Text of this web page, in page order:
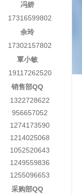
H-0060-000
H-
冯娇
17316599802
余玲
17302157802
覃小敏
19117262520
销售部QQ
1322728622
956657052
1274173590
1214025068
1052520643
1249559836
1255096653
采购部QQ